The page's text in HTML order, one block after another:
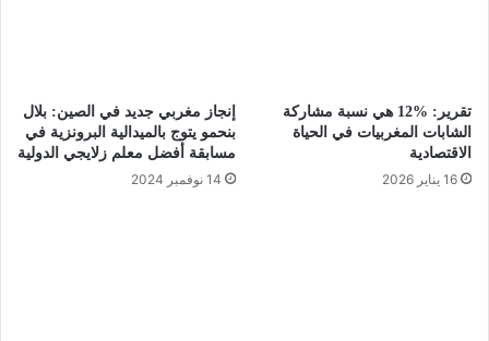
تقرير: %12 هي نسبة مشاركة
الشابات المغربيات في الحياة
الاقتصادية
16 يناير 2026
إنجاز مغربي جديد في الصين: بلال
بنحمو يتوج بالميدالية البرونزية في
مسابقة أفضل معلم زلايجي الدولية
14 نوفمبر 2024